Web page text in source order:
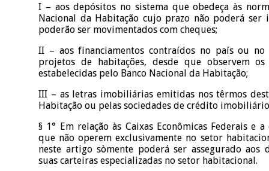
I – aos depósitos no sistema que obedeça às
Nacional da Habitação cujo prazo não poderá
poderão ser movimentados com cheques;
II – aos financiamentos contraídos no país ou
projetos de habitações, desde que observem
estabelecidas pelo Banco Nacional da Habitação;
III – as letras imobiliárias emitidas nos têrmos
Habitação ou pelas sociedades de crédito
§ 1° Em relação às Caixas Econômicas Federais e
que não operem exclusivamente no setor
neste artigo sòmente poderá ser assegurado aos
suas carteiras especializadas no setor habitacional.